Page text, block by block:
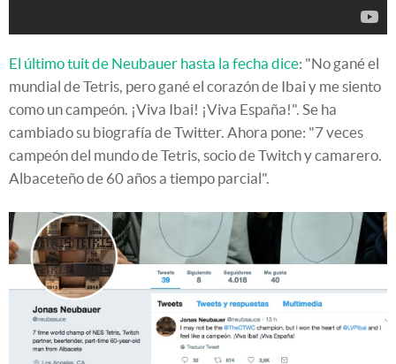
El último tuit de Neubauer hasta la fecha dice: "No gané el
mundial de Tetris, pero gané el corazón de Ibai y me siento
como un campeón. ¡Viva Ibai! ¡Viva España!". Se ha
cambiado su biografía de Twitter. Ahora pone: "7 veces
campeón del mundo de Tetris, socio de Twitch y camarero.
Albaceteño de 60 años a tiempo parcial".